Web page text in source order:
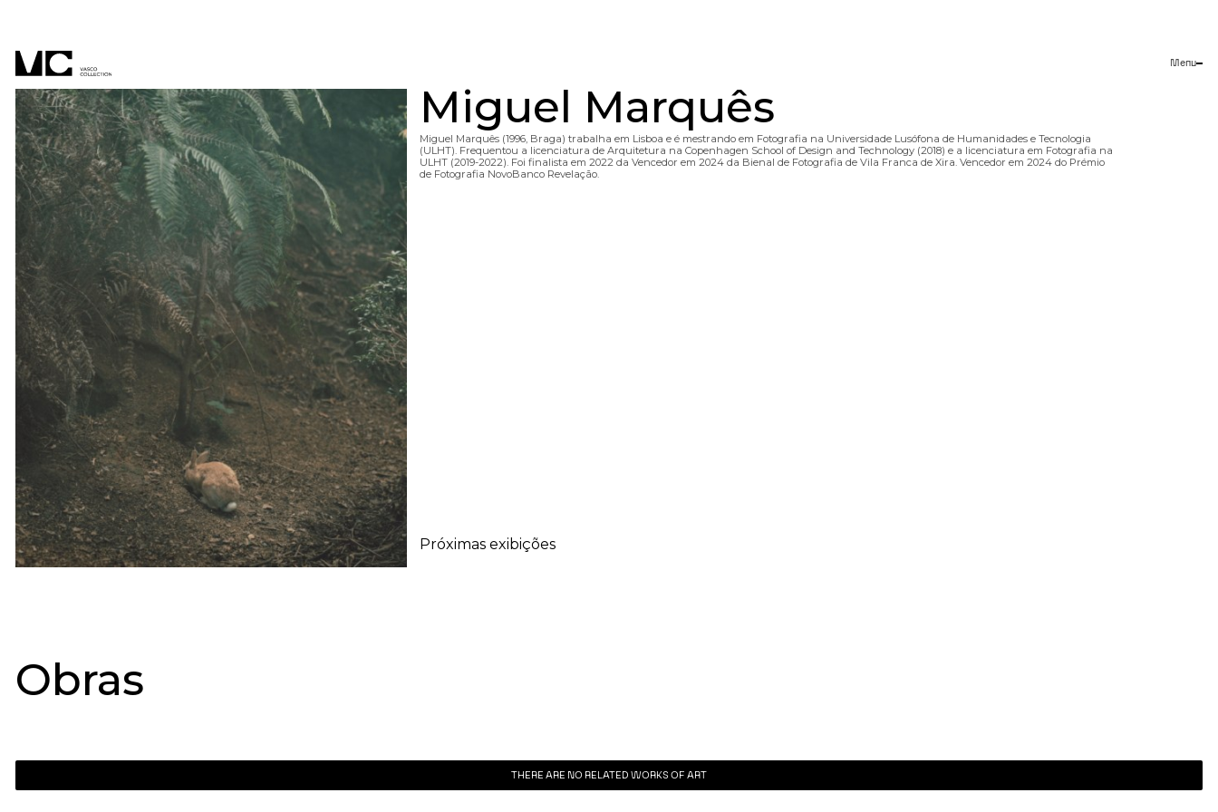
Menu
Miguel Marquês
Miguel Marquês (1996, Braga) trabalha em Lisboa e é mestrando em Fotografia na Universidade Lusófona de Humanidades e Tecnologia
(ULHT). Frequentou a licenciatura de Arquitetura na Copenhagen School of Design and Technology (2018) e a licenciatura em Fotografia na
ULHT (2019-2022). Foi finalista em 2022 da Vencedor em 2024 da Bienal de Fotografia de Vila Franca de Xira. Vencedor em 2024 do Prémio
de Fotografia NovoBanco Revelação.
Próximas exibições
Obras
THERE ARE NO RELATED WORKS OF ART